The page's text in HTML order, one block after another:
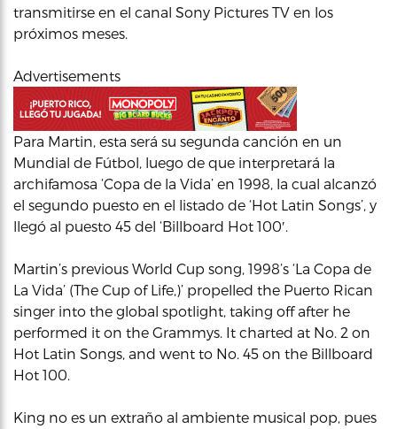
transmitirse en el canal Sony Pictures TV en los
próximos meses.
Advertisements
Para Martin, esta será su segunda canción en un
Mundial de Fútbol, luego de que interpretará la
archifamosa ‘Copa de la Vida’ en 1998, la cual alcanzó
el segundo puesto en el listado de ‘Hot Latin Songs’, y
llegó al puesto 45 del ‘Billboard Hot 100′.
Martin’s previous World Cup song, 1998’s ‘La Copa de
La Vida’ (The Cup of Life,)’ propelled the Puerto Rican
singer into the global spotlight, taking off after he
performed it on the Grammys. It charted at No. 2 on
Hot Latin Songs, and went to No. 45 on the Billboard
Hot 100.
King no es un extraño al ambiente musical pop, pues